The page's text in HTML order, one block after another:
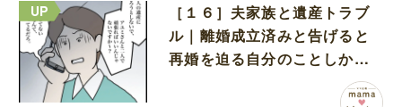
［１６］夫家族と遺産トラブ
ル｜離婚成立済みと告げると
再婚を迫る自分のことしか考